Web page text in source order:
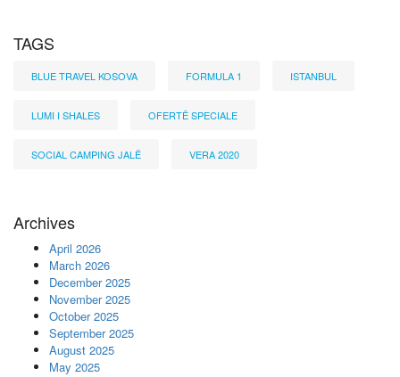
TAGS
BLUE TRAVEL KOSOVA FORMULA 1 ISTANBUL
LUMI I SHALES OFERTË SPECIALE
SOCIAL CAMPING JALË VERA 2020
Archives
April 2026
March 2026
December 2025
November 2025
October 2025
September 2025
August 2025
May 2025